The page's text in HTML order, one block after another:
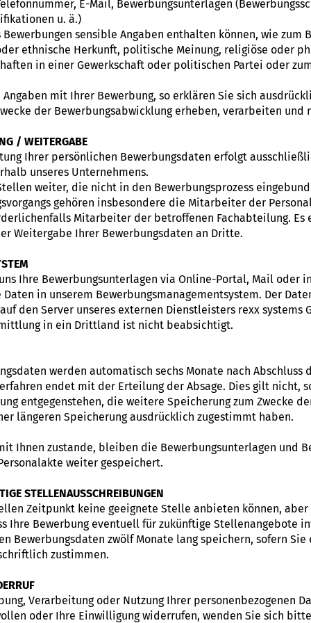
E-Mail, Bewerbungsunterlagen
u. ä.)
Bewerbungen sensible Angaben enthalten können, wie zum
ethnische Herkunft, politische Meinung, religiöse oder
in einer Gewerkschaft oder politischen Partei oder
mit Ihrer Bewerbung, so erklären Sie sich
der Bewerbungsabwicklung erheben, verarbeiten und
/ WEITERGABE
Ihrer persönlichen Bewerbungsdaten erfolgt
unseres Unternehmens.
weiter, die nicht in den Bewerbungsprozess
gehören insbesondere die Mitarbeiter der
Mitarbeiter der betroffenen Fachabteilung. Es
Weitergabe Ihrer Bewerbungsdaten an Dritte.
Ihre Bewerbungsunterlagen via Online-Portal, Mail oder
in unserem Bewerbungsmanagementsystem. Der
den Server unseres externen Dienstleisters rexx systems
in ein Drittland ist nicht beabsichtigt.
werden automatisch sechs Monate nach Abschluss
endet mit der Erteilung der Absage. Dies gilt nicht,
entgegenstehen, die weitere Speicherung zum Zwecke
längeren Speicherung ausdrücklich zugestimmt haben.
Ihnen zustande, bleiben die Bewerbungsunterlagen und
weiter gespeichert.
STELLENAUSSCHREIBUNGEN
Zeitpunkt keine geeignete Stelle anbieten können,
Ihre Bewerbung eventuell für zukünftige Stellenangebote
Bewerbungsdaten zwölf Monate lang speichern, sofern
zustimmen.
Verarbeitung oder Nutzung Ihrer personenbezogenen
oder Ihre Einwilligung widerrufen, wenden Sie sich